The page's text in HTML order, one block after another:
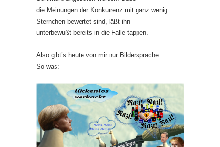
die Meinungen der Konkurrenz mit ganz wenig
Sternchen bewertet sind, läßt ihn
unterbewußt bereits in die Falle tappen.
Also gibt’s heute von mir nur Bildersprache.
So was: